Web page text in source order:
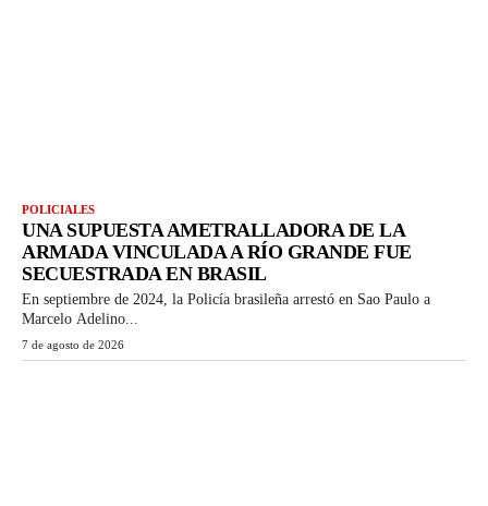
POLICIALES
UNA SUPUESTA AMETRALLADORA DE LA
ARMADA VINCULADA A RÍO GRANDE FUE
SECUESTRADA EN BRASIL
En septiembre de 2024, la Policía brasileña arrestó en Sao Paulo a
Marcelo Adelino...
7 de agosto de 2026